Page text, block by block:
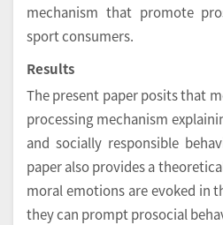
mechanism that promote
sport consumers.
Results
The present paper posits that
processing mechanism
and socially responsible
paper also provides a
moral emotions are evoked in
they can prompt prosocial